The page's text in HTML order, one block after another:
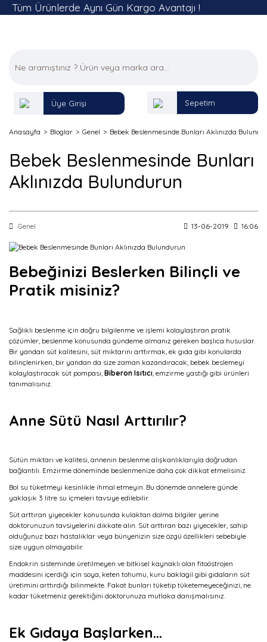
Tüm Ürünlerde Aynı Gün Kargo Avantajı !
Üye Girişi Sepetim
Anasayfa Bloglar Genel Bebek Beslenmesinde Bunları Aklınızda
Bebek Beslenmesinde Bunları
Aklınızda Bulundurun
Genel 13-06-2019 16:06
Bebeğinizi Beslerken Bilinçli ve
Pratik misiniz?
Sağlıklı beslenme için doğru bilgilenme ve işlemi kolaylaştıran pratik
çözümler, beslenme konusunda gündeme almanız gereken başlıca hususlar.
Bir yandan süt kalitesini, süt miktarını arttırmak, ek gıda gibi konularda
bilinçlenirken, bir yandan da size zaman kazandıracak, bebek beslemeyi
kolaylaştıracak süt pompası, Biberon Isıtıcı , emzirme yastığı gibi ürünleri
tanımalısınız.
Anne Sütü Nasıl Arttırılır?
Sütün miktarı ve kalitesi, annenin beslenme alışkanlıklarıyla doğrudan
bağlantılı. Emzirme döneminde beslenmenize daha çok dikkat etmelisiniz.
Bol su tüketmeyi kesinlikle ihmal etmeyin. Bu dönemde annelere günde
yaklaşık 3 litre su içmeleri tavsiye edilebilir.
Süt arttıran yiyecekler konusunda kulaktan dolma bilgiler yerine
doktorunuzun tavsiyelerini dikkate alın. Süt arttıran bazı yiyecekler, sahip
olduğunuz bazı hastalıklar veya bünyenizin size özgü özellikleri sebebiyle
size uygun olmayabilir.
Endokrin sisteminde üretilmeyen ve bitkisel kaynaklı olan fitoöstrojen
maddesini içerdiği için soya, keten tohumu, kuru baklagil gibi gıdaların süt
üretimini arttırdığı bilinmekte. Fakat bunları tüketip tüketemeyeceğinizi, ne
kadar tüketmeniz gerektiğini doktorunuza mutlaka danışmalısınız.
Ek Gıdaya Başlarken…